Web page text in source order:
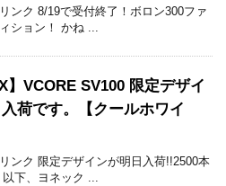
ンク 8/19で受付終了！ボロン300ファ
ション！ かね ...
】VCORE SV100 限定デザイ
荷です。【クールホワイ
ンク 限定デザインが明日入荷!!2500本
下、ヨネック ...